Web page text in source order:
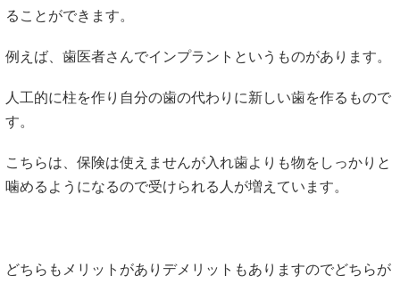
ることができます。
例えば、歯医者さんでインプラントというものがあります。
人工的に柱を作り自分の歯の代わりに新しい歯を作るもので
す。
こちらは、保険は使えませんが入れ歯よりも物をしっかりと
噛めるようになるので受けられる人が増えています。
どちらもメリットがありデメリットもありますのでどちらが